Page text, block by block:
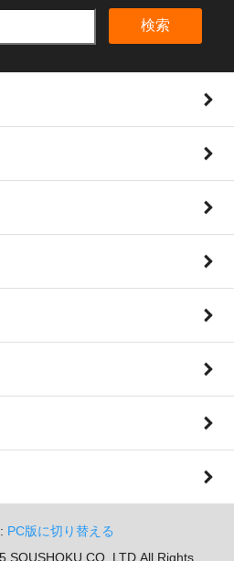
検索
PC版に切り替える
SOUSHOKU.CO.,LTD.All Rights